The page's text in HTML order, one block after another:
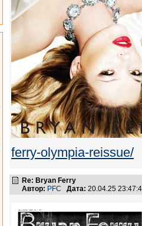
ferry-olympia-reissue/
Re: Bryan Ferry
Автор: PFC Дата: 20.04.25